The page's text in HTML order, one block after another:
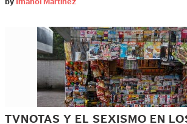
by Imanol Martínez
TVNOTAS Y EL SEXISMO EN